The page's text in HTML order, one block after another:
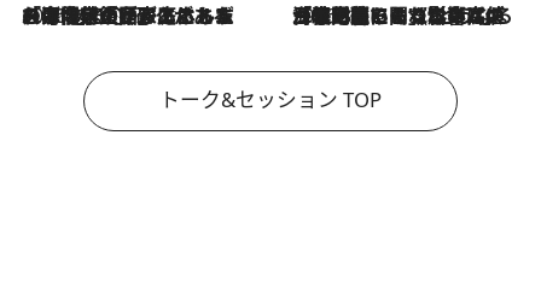
2026.8.3
「今後値上げがあるとすれば…」「リスクがあるのは今年の冬」エネルギー専門家が語る、ホルムズ海峡封鎖が家庭にもたらす“ある心配” 2026.8.3
「住宅建てられない…」「サーチャージ料の高値が続いている」ホルムズ海峡封鎖による影響はいつまで続く？《エネルギー専門家に聞く“どうなる日本の暮らし”》
トーク&セッション TOP